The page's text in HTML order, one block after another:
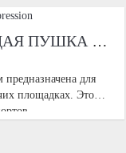
100-МЕТРОВАЯ РАСПЫЛЯЮЩАЯ ПУШКА ДЛЯ ДАЛЬНОБОЙНОГО ПОДАВЛЕНИЯ ПЫЛИ
для
площадках. Это